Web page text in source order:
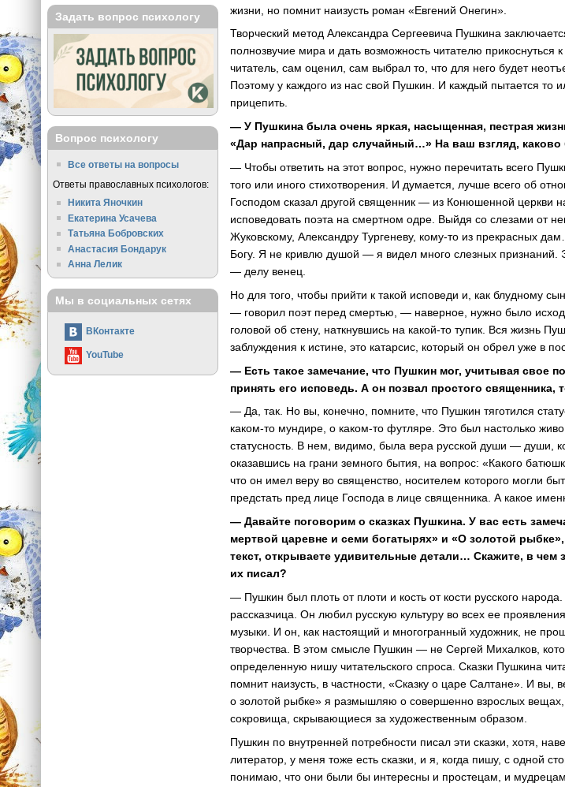
жизни, но помнит наизусть роман «Евгений Онегин».
Творческий метод Александра Сергеевича Пушкина
полнозвучие мира и дать возможность читателю прикоснуться
читатель, сам оценил, сам выбрал то, что для него будет
Поэтому у каждого из нас свой Пушкин. И каждый пытается то
прицепить.
— У Пушкина была очень яркая, насыщенная, пестрая
«Дар напрасный, дар случайный…» На ваш взгляд, каково
— Чтобы ответить на этот вопрос, нужно перечитать всего
того или иного стихотворения. И думается, лучше всего об
Господом сказал другой священник — из Конюшенной церкви
исповедовать поэта на смертном одре. Выйдя со слезами от
Жуковскому, Александру Тургеневу, кому-то из прекрасных
Богу. Я не кривлю душой — я видел много слезных признаний.
— делу венец.
Но для того, чтобы прийти к такой исповеди и, как блудному
— говорил поэт перед смертью, — наверное, нужно было
головой об стену, наткнувшись на какой-то тупик. Вся жизнь
заблуждения к истине, это катарсис, который он обрел уже в
— Есть такое замечание, что Пушкин мог, учитывая свое
принять его исповедь. А он позвал простого священника,
— Да, так. Но вы, конечно, помните, что Пушкин тяготился
каком-то мундире, о каком-то футляре. Это был настолько
статусность. В нем, видимо, была вера русской души — души,
оказавшись на грани земного бытия, на вопрос: «Какого
что он имел веру во священство, носителем которого могли
предстать пред лице Господа в лице священника. А какое
— Давайте поговорим о сказках Пушкина. У вас есть
мертвой царевне и семи богатырях» и «О золотой
текст, открываете удивительные детали… Скажите, в чем
их писал?
— Пушкин был плоть от плоти и кость от кости русского
рассказчица. Он любил русскую культуру во всех ее
музыки. И он, как настоящий и многогранный художник, не
творчества. В этом смысле Пушкин — не Сергей Михалков,
определенную нишу читательского спроса. Сказки Пушкина
помнит наизусть, в частности, «Сказку о царе Салтане». И вы,
о золотой рыбке» я размышляю о совершенно взрослых
сокровища, скрывающиеся за художественным образом.
Пушкин по внутренней потребности писал эти сказки, хотя,
литератор, у меня тоже есть сказки, и я, когда пишу, с одной
понимаю, что они были бы интересны и простецам, и мудрецам.
Задать вопрос психологу
Вопрос психологу
Все ответы на вопросы
Ответы православных психологов:
Никита Яночкин
Екатерина Усачева
Татьяна Бобровских
Анастасия Бондарук
Анна Лелик
Мы в социальных сетях
ВКонтакте
YouTube